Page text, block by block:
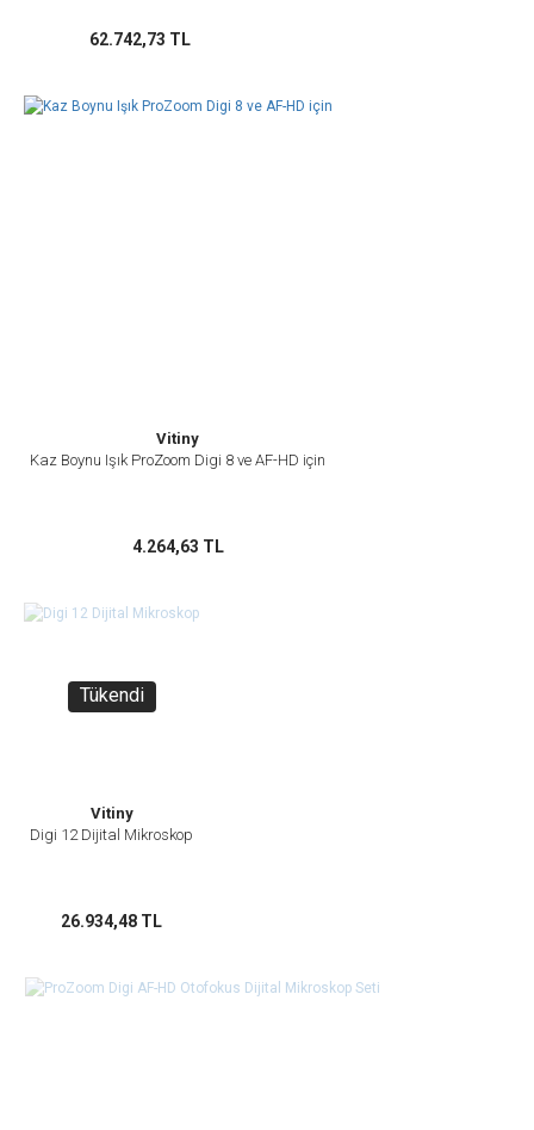
62.742,73 TL
Vitiny
Kaz Boynu Işık ProZoom Digi 8 ve AF-HD için
4.264,63 TL
Tükendi
Vitiny
Digi 12 Dijital Mikroskop
26.934,48 TL